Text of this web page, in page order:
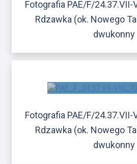
Fotografia PAE/F/
Rdzawka (ok. Nowego
dwukonny
Fotografia PAE/F/
Rdzawka (ok. Nowego
dwukonny